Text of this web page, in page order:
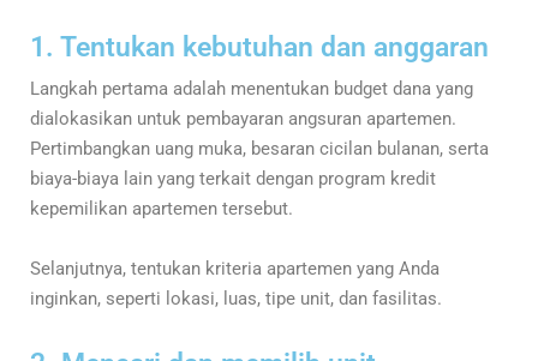
1. Tentukan kebutuhan dan anggaran
Langkah pertama adalah menentukan budget dana yang
dialokasikan untuk pembayaran angsuran apartemen.
Pertimbangkan uang muka, besaran cicilan bulanan, serta
biaya-biaya lain yang terkait dengan program kredit
kepemilikan apartemen tersebut.
Selanjutnya, tentukan kriteria apartemen yang Anda
inginkan, seperti lokasi, luas, tipe unit, dan fasilitas.